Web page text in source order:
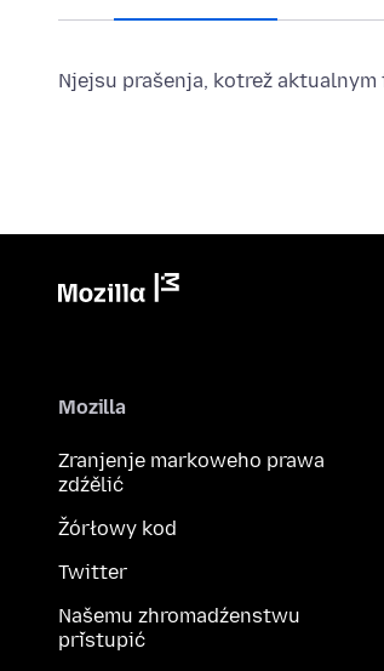
Njejsu prašenja, kotrež
Mozilla
Zranjenje markoweho prawa
zdźělić
Žórłowy kod
Twitter
Našemu zhromadźenstwu
přistupić